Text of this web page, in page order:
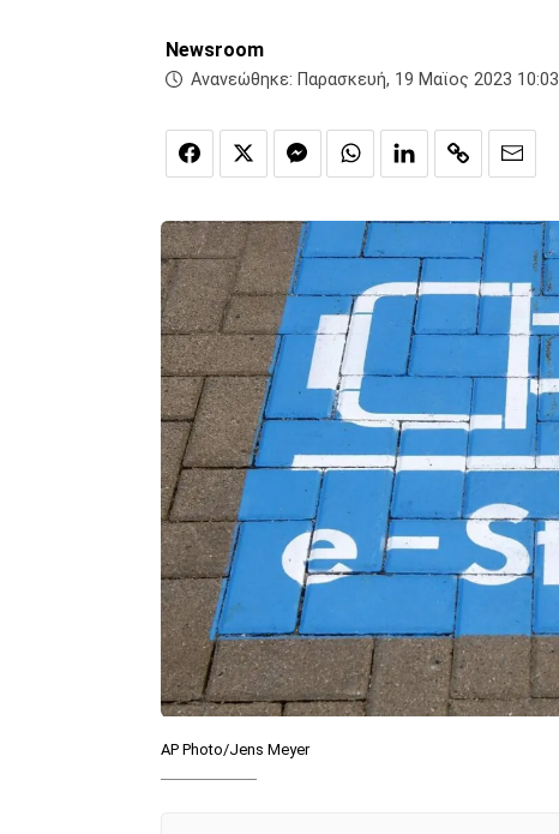
Newsroom
Ανανεώθηκε: Παρασκευή, 19 Μαϊος 2023 10:03
AP Photo/Jens Meyer